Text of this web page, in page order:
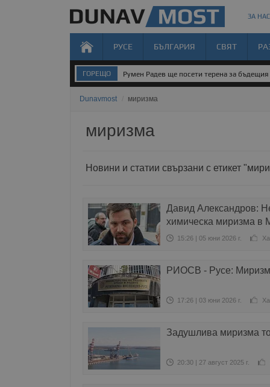
ЗА НАС
РУСЕ БЪЛГАРИЯ СВЯТ
ГОРЕЩО Румен Радев ще посети терена за
Dunavmost миризма
миризма
Новини и статии свързани с етикет
Давид Александров:
химическа миризма в
15:26 | 05 юни 2026 г.
РИОСВ - Русе:
17:26 | 03 юни 2026 г.
Задушлива миризма
20:30 | 27 август 2025 г.